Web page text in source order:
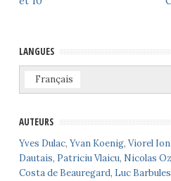
LANGUES
Français
AUTEURS
Yves Dulac, Yvan Koenig, Viorel
Dautais, Patriciu Vlaicu, Nicolas
Costa de Beauregard, Luc